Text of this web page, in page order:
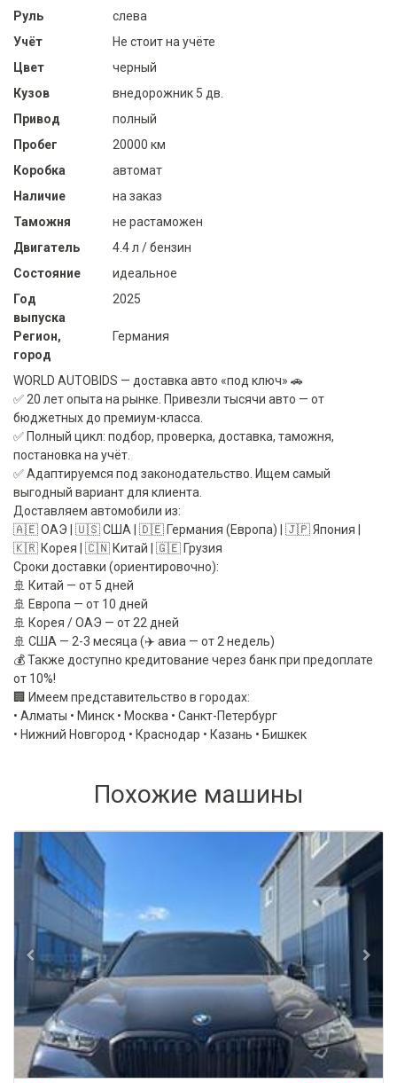
Руль
слева
Учёт
Не стоит на учёте
Цвет
черный
Кузов
внедорожник 5 дв.
Привод
полный
Пробег
20000 км
Коробка
автомат
Наличие
на заказ
Таможня
не растаможен
Двигатель
4.4 л / бензин
Состояние
идеальное
Год
выпуска
2025
Регион,
город
Германия
WORLD AUTOBIDS — доставка авто «под ключ» 🚗
✅ 20 лет опыта на рынке. Привезли тысячи авто — от
бюджетных до премиум-класса.
✅ Полный цикл: подбор, проверка, доставка, таможня,
постановка на учёт.
✅ Адаптируемся под законодательство. Ищем самый
выгодный вариант для клиента.
Доставляем автомобили из:
🇦🇪 ОАЭ | 🇺🇸 США | 🇩🇪 Германия (Европа) | 🇯🇵 Япония |
🇰🇷 Корея | 🇨🇳 Китай | 🇬🇪 Грузия
Сроки доставки (ориентировочно):
🚢 Китай — от 5 дней
🚢 Европа — от 10 дней
🚢 Корея / ОАЭ — от 22 дней
🚢 США — 2-3 месяца (✈️ авиа — от 2 недель)
💰 Также доступно кредитование через банк при предоплате
от 10%!
🏢 Имеем представительство в городах:
• Алматы • Минск • Москва • Санкт-Петербург
• Нижний Новгород • Краснодар • Казань • Бишкек
Похожие машины